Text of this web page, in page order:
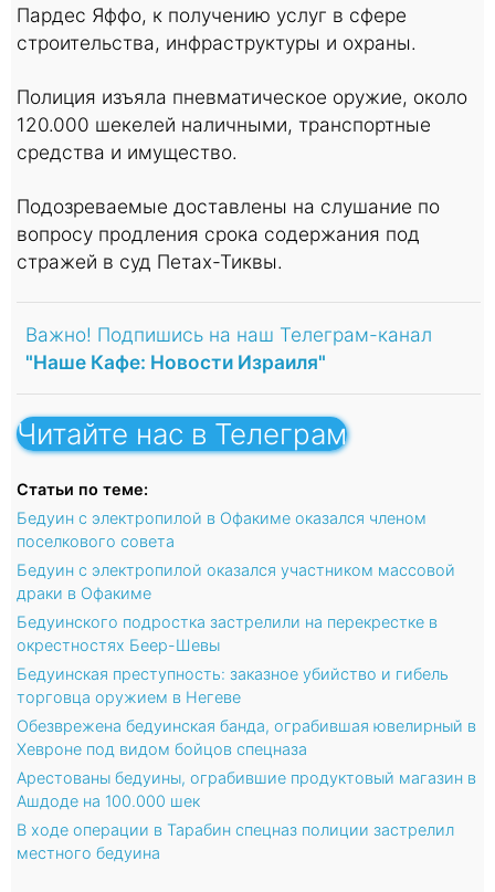
Пардес Яффо, к получению услуг в сфере
строительства, инфраструктуры и охраны.
Полиция изъяла пневматическое оружие, около
120.000 шекелей наличными, транспортные
средства и имущество.
Подозреваемые доставлены на слушание по
вопросу продления срока содержания под
стражей в суд Петах-Тиквы.
Важно! Подпишись на наш Телеграм-канал
"Наше Кафе: Новости Израиля"
Читайте нас в Телеграм
Статьи по теме:
Бедуин с электропилой в Офакиме оказался членом
поселкового совета
Бедуин с электропилой оказался участником массовой
драки в Офакиме
Бедуинского подростка застрелили на перекрестке в
окрестностях Беер-Шевы
Бедуинская преступность: заказное убийство и гибель
торговца оружием в Негеве
Обезврежена бедуинская банда, ограбившая ювелирный в
Хевроне под видом бойцов спецназа
Арестованы бедуины, ограбившие продуктовый магазин в
Ашдоде на 100.000 шек
В ходе операции в Тарабин спецназ полиции застрелил
местного бедуина